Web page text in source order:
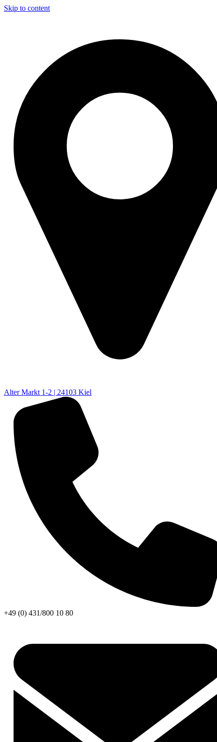
Skip to content
Alter Markt 1-2 | 24103 Kiel
+49 (0) 431/800 10 80